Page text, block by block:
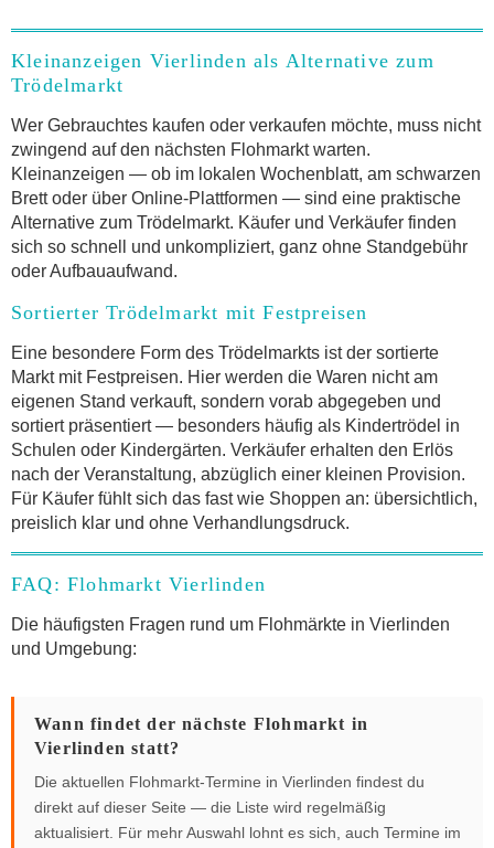
Kleinanzeigen Vierlinden als Alternative zum
Trödelmarkt
Wer Gebrauchtes kaufen oder verkaufen möchte, muss nicht
zwingend auf den nächsten Flohmarkt warten.
Kleinanzeigen — ob im lokalen Wochenblatt, am schwarzen
Brett oder über Online-Plattformen — sind eine praktische
Alternative zum Trödelmarkt. Käufer und Verkäufer finden
sich so schnell und unkompliziert, ganz ohne Standgebühr
oder Aufbauaufwand.
Sortierter Trödelmarkt mit Festpreisen
Eine besondere Form des Trödelmarkts ist der sortierte
Markt mit Festpreisen. Hier werden die Waren nicht am
eigenen Stand verkauft, sondern vorab abgegeben und
sortiert präsentiert — besonders häufig als Kindertrödel in
Schulen oder Kindergärten. Verkäufer erhalten den Erlös
nach der Veranstaltung, abzüglich einer kleinen Provision.
Für Käufer fühlt sich das fast wie Shoppen an: übersichtlich,
preislich klar und ohne Verhandlungsdruck.
FAQ: Flohmarkt Vierlinden
Die häufigsten Fragen rund um Flohmärkte in Vierlinden
und Umgebung:
Wann findet der nächste Flohmarkt in
Vierlinden statt?
Die aktuellen Flohmarkt-Termine in Vierlinden findest du
direkt auf dieser Seite — die Liste wird regelmäßig
aktualisiert. Für mehr Auswahl lohnt es sich, auch Termine im